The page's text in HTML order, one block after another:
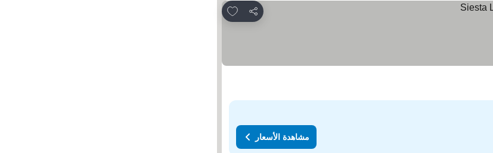
مشاركة
Add to favorites
مشاهدة الأسعار